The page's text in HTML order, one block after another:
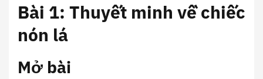
Bài 1: Thuyết minh về chiếc
nón lá
Mở bài